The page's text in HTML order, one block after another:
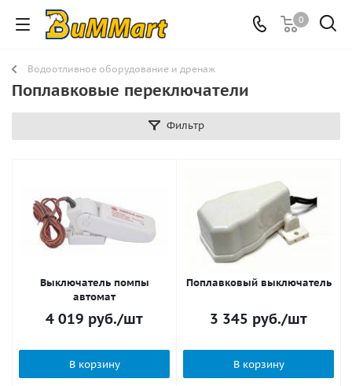
0
Водоотливное оборудование и дренаж
Поплавковые переключатели
Фильтр
Выключатель помпы
автомат
4 019 руб./шт
В корзину
Поплавковый выключатель
3 345 руб./шт
В корзину